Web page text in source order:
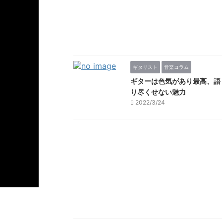
ギタリスト 音楽コラム
ギターは色気があり最高、語
り尽くせない魅力
2022/3/24